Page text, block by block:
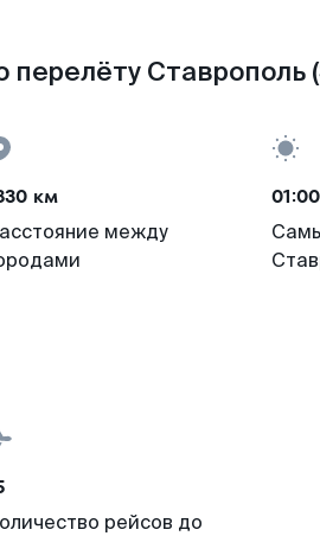
Ставрополь
км
между
01:00
рейсов до